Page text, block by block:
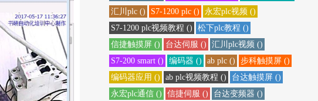
汇川plc ()
S7-1200 plc ()
永宏plc视频 ()
S7-1200 plc视频教程 ()
松下plc教程 ()
信捷触摸屏 ()
台达伺服 ()
汇川plc视频 ()
S7-200 smart ()
编码器 () ab plc ()
步科触摸屏 ()
编码器应用 ()
ab plc视频教程 ()
台达触摸屏 ()
永宏plc通信 ()
信捷伺服 ()
台达变频器 ()